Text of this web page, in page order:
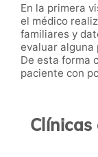
En la primera
el médico
familiares y
evaluar alguna
De esta forma
paciente con
Clínicas